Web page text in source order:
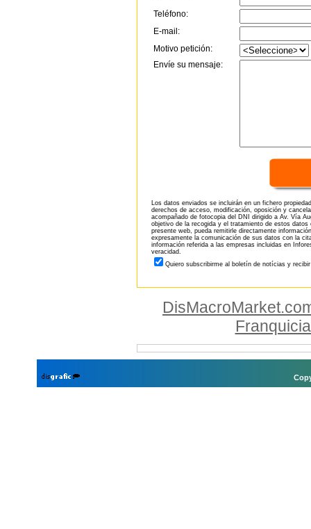
Teléfono:
E-mail:
Motivo petición:
Envíe su mensaje:
Los datos enviados se incluirán en un fichero
derechos de acceso, modificación, oposición y
acompañado de fotocopia del DNI dirigido a Av. Vía
objetivo de la recogida y el tratamiento de estos
presente web, pueda remitirle directamente
expresamente la comunicación de sus datos con la
información referida a las empresas incluidas en
veracidad.
Quiero subscribirme al boletín de notícias y